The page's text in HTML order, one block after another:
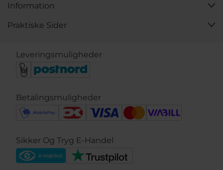
Information
Praktiske Sider
Leveringsmuligheder
Betalingsmuligheder
Sikker Og Tryg E-Handel